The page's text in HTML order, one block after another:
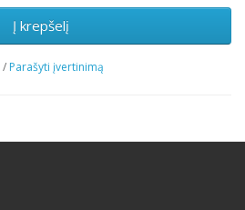
Į krepšelį
/ Parašyti įvertinimą